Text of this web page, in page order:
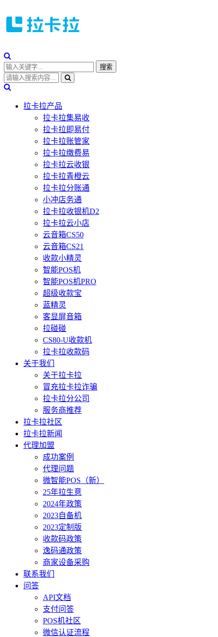
拉卡拉产品
拉卡拉集易收
拉卡拉即易付
拉卡拉账管家
拉卡拉缴费易
拉卡拉云收银
拉卡拉青橙云
拉卡拉分账通
小冲店务通
拉卡拉收银机D2
拉卡拉云小店
云音箱CS50
云音箱CS21
收款小精灵
智能POS机
智能POS机PRO
超级收款宝
蓝精灵
客显屏音箱
拉碰碰
CS80-U收款机
拉卡拉收款码
关于我们
关于拉卡拉
冒充拉卡拉诈骗
拉卡拉分公司
服务商推荐
拉卡拉社区
拉卡拉新闻
代理加盟
成功案例
代理问题
微智能POS（新）
25年拉生意
2024年政策
2023自备机
2023定制版
收款码政策
逸码通政策
商家设备采购
联系我们
问答
API文档
支付问答
POS机社区
微信认证流程